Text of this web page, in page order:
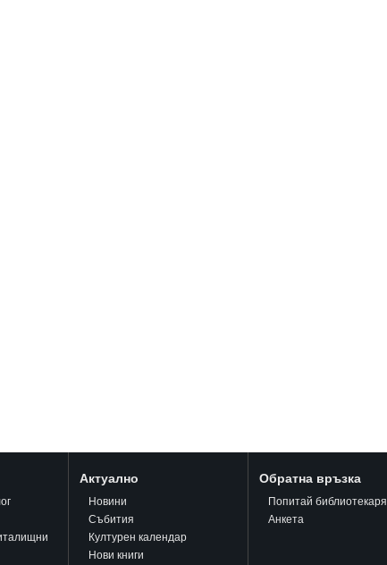
Актуално
Новини
Събития
Културен календар
Нови книги
Обратна връзка
Попитай библиотекаря
Анкета